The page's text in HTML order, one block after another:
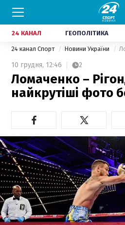
24 КАНАЛ ГЕОПОЛІТИКА
24 канал Спорт Новини України
10 грудня, 12:46 2
Ломаченко –
найкрутіші фото